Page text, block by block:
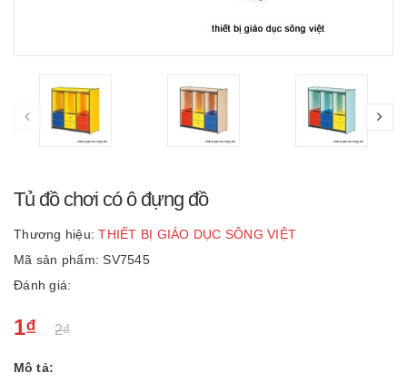
Tủ đồ chơi có ô đựng đồ
Thương hiệu: THIẾT BỊ GIÁO DỤC SÔNG VIỆT
Mã sản phẩm: SV7545
Đánh giá:
1₫ 2₫
Mô tả: